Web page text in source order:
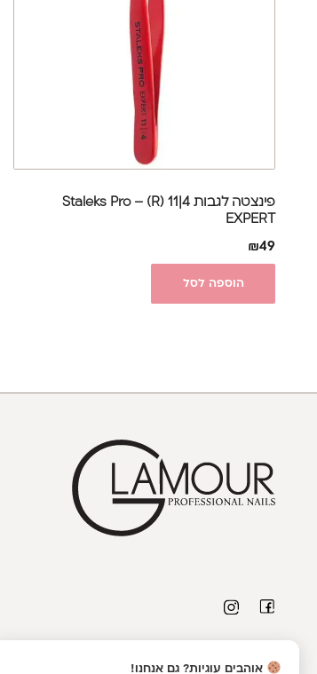
פינצטה לגבות 4|11 (R) Staleks Pro –
EXPERT
₪49
הוספה לסל
אוהבים עוגיות? גם אנחנו!